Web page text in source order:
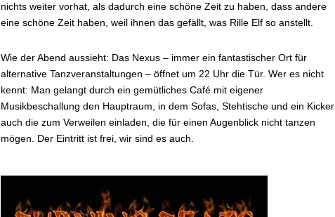
nichts weiter vorhat, als dadurch eine schöne Zeit zu haben, dass andere
eine schöne Zeit haben, weil ihnen das gefällt, was Rille Elf so anstellt.
Wie der Abend aussieht: Das Nexus – immer ein fantastischer Ort für
alternative Tanzveranstaltungen – öffnet um 22 Uhr die Tür. Wer es nicht
kennt: Man gelangt durch ein gemütliches Café mit eigener
Musikbeschallung den Hauptraum, in dem Sofas, Stehtische und ein Kicker
auch die zum Verweilen einladen, die für einen Augenblick nicht tanzen
mögen. Der Eintritt ist frei, wir sind es auch.